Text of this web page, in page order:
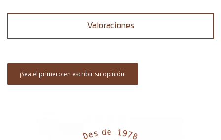
Valoraciones
¡Sea el primero en escribir su opinión!